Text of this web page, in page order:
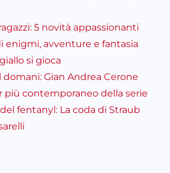
5 novità appassionanti
enigmi, avventure e fantasia
si gioca
domani: Gian Andrea Cerone
più contemporaneo della serie
fentanyl: La coda di Straub